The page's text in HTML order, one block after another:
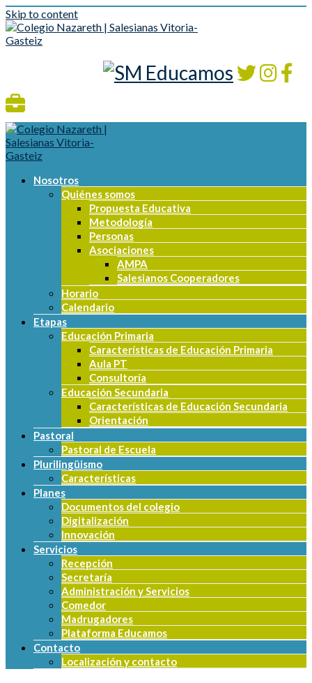
Skip to content
Nosotros
Quiénes somos
Propuesta Educativa
Metodología
Personas
Asociaciones
AMPA
Salesianos Cooperadores
Horario
Calendario
Etapas
Educación Primaria
Características de Educación Primaria
Aula PT
Consultoría
Educación Secundaria
Características de Educación Secundaria
Orientación
Pastoral
Pastoral de Escuela
Plurilingüismo
Características
Planes
Documentos del colegio
Digitalización
Innovación
Servicios
Recepción
Secretaría
Administración y Servicios
Comedor
Madrugadores
Plataforma Educamos
Contacto
Localización y contacto